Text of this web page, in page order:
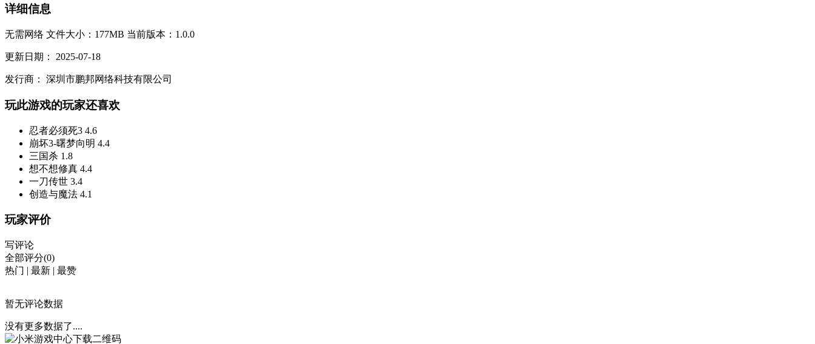
详细信息
无需网络 文件大小：177MB 当前版本：1.0.0
更新日期： 2025-07-18
发行商： 深圳市鹏邦网络科技有限公司
玩此游戏的玩家还喜欢
忍者必须死3 4.6
崩坏3-曙梦向明 4.4
三国杀 1.8
想不想修真 4.4
一刀传世 3.4
创造与魔法 4.1
玩家评价
写评论
全部评分(0)
热门 | 最新 | 最赞
暂无评论数据
没有更多数据了....